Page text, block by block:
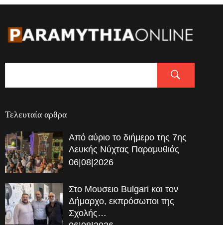
Τελευταία αρθρα
Από αύριο το διήμερο της 7ης
Λευκής Νύχτας Παραμυθιάς
06|08|2026
Στο Μουσειο Bulgari και τον
Δήμαρχο, εκπρόσωποι της
Σχολής…